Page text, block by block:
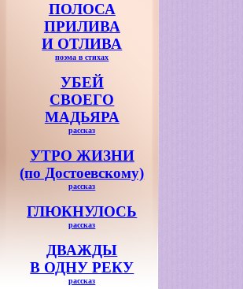
ПОЛОСА
ПРИЛИВА
И ОТЛИВА
поэма в стихах
УБЕЙ
СВОЕГО
МАДЬЯРА
рассказ
УТРО ЖИЗНИ
(по Достоевскому)
рассказ
ГЛЮКНУЛОСЬ
рассказ
ДВАЖДЫ
В ОДНУ РЕКУ
рассказ